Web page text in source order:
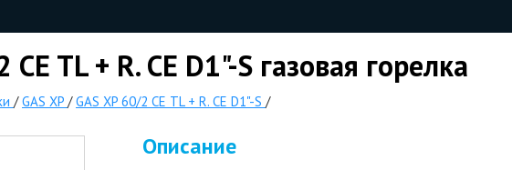
CE TL + R. CE D1"-S газовая горелка
/GAS XP /GAS XP 60/2 CE TL + R. CE D1"-S /
Описание